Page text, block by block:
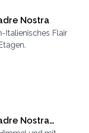
Nostra
Italienisches Flair
Nostra